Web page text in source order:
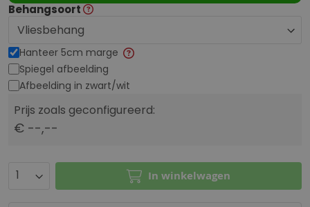
Behangsoort
Hanteer 5cm marge
Spiegel afbeelding
Afbeelding in zwart/wit
Prijs zoals geconfigureerd:
€ --,--
In winkelwagen